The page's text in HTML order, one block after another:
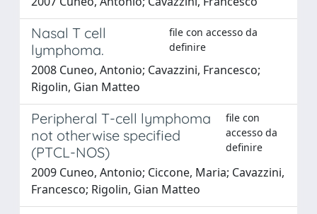
Nasal T cell
lymphoma.
file con accesso da
definire
2008 Cuneo, Antonio; Cavazzini, Francesco;
Rigolin, Gian Matteo
Peripheral T-cell lymphoma
not otherwise specified
(PTCL-NOS)
file con
accesso da
definire
2009 Cuneo, Antonio; Ciccone, Maria; Cavazzini,
Francesco; Rigolin, Gian Matteo